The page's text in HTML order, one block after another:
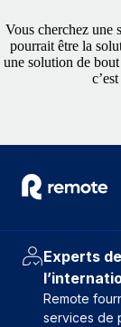
Vous cherchez une
pourrait être la
une solution de
Experts
Remote
services de